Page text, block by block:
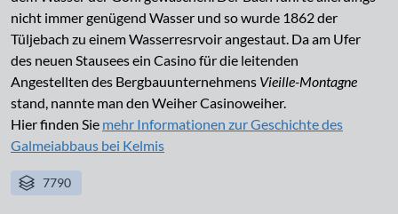
nicht immer genügend Wasser und so wurde 1862 der
Tüljebach zu einem Wasserresrvoir angestaut. Da am Ufer
des neuen Stausees ein Casino für die leitenden
Angestellten des Bergbauunternehmens Vieille-Montagne
stand, nannte man den Weiher Casinoweiher.
Hier finden Sie mehr Informationen zur Geschichte des
Galmeiabbaus bei Kelmis
7790